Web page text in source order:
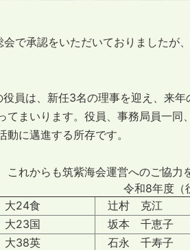
で承認をいただいておりましたが
員は、新任3名の理事を迎え、来
てまいります。役員、事務局員一
動に邁進する所存です。
れからも筑紫海会運営へのご協力
令和8年度（
大24食
辻村 克江
大23国
坂本 千恵子
大38英
石永 千寿子